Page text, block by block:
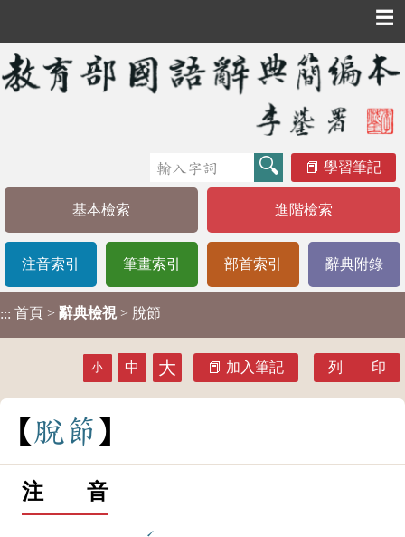
☰
學習筆記
基本檢索 進階檢索
注音索引 筆畫索引 部首索引 辭典附錄
::: 首頁 > 辭典檢視 > 脫節
小 中 大 加入筆記 列 印
脫節
注 音
ˊ